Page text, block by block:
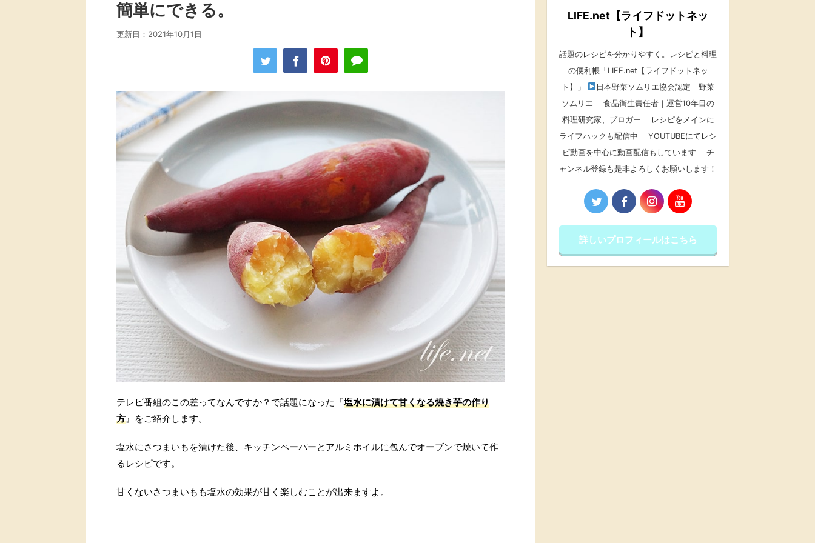
簡単にできる。
更新日： 2021年10月1日
テレビ番組のこの差ってなんですか？で話題になった『塩水に漬けて甘くなる焼き芋の作り
方 』をご紹介します。
塩水にさつまいもを漬けた後、キッチンペーパーとアルミホイルに包んでオーブンで焼いて作
るレシピです。
甘くないさつまいもも塩水の効果が甘く楽しむことが出来ますよ。
LIFE.net【ライフドットネッ
ト】
話題のレシピを分かりやすく。レシピと料理
の便利帳「LIFE.net【ライフドットネッ
ト】」
日本野菜ソムリエ協会認定 野菜
ソムリエ｜ 食品衛生責任者｜運営10年目の
料理研究家、ブロガー｜ レシピをメインに
ライフハックも配信中｜ YOUTUBEにてレシ
ピ動画を中心に動画配信もしています｜ チ
ャンネル登録も是非よろしくお願いします！
詳しいプロフィールはこちら